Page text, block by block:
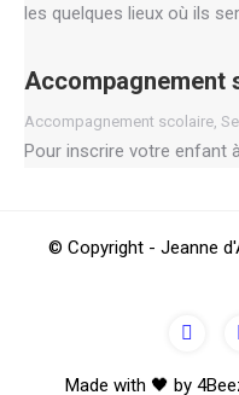
les quelques lieux où ils
Accompagnement
Accompagnement scolaire,
Pour inscrire votre enfant
© Copyright - Jeanne
Made with 🖤 by